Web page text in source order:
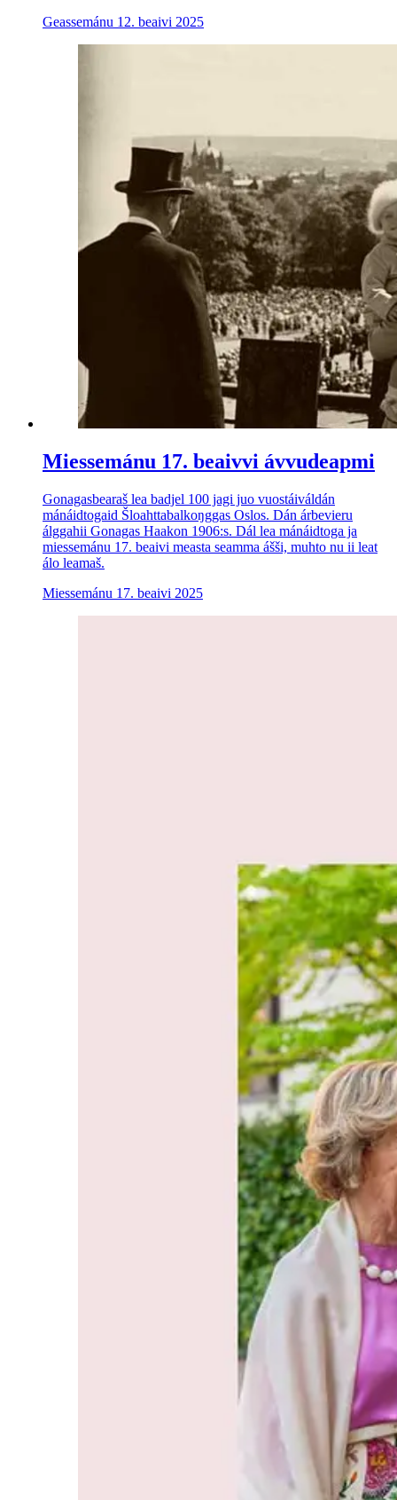
Geassemánu 12. beaivi 2025
Miessemánu 17. beaivvi ávvudeapmi
Gonagasbearaš lea badjel 100 jagi juo vuostáiváldán
mánáidtogaid Šloahttabalkoŋggas Oslos. Dán árbevieru
álggahii Gonagas Haakon 1906:s. Dál lea mánáidtoga ja
miessemánu 17. beaivi measta seamma ášši, muhto nu ii leat
álo leamaš.
Miessemánu 17. beaivi 2025